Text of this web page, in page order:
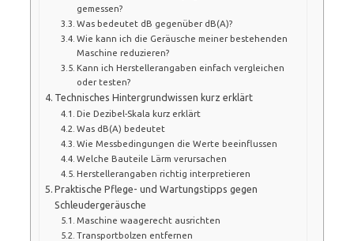
gemessen?
Was bedeutet dB gegenüber dB(A)?
Wie kann ich die Geräusche meiner bestehenden
Maschine reduzieren?
Kann ich Herstellerangaben einfach vergleichen
oder testen?
Technisches Hintergrundwissen kurz erklärt
Die Dezibel-Skala kurz erklärt
Was dB(A) bedeutet
Wie Messbedingungen die Werte beeinflussen
Welche Bauteile Lärm verursachen
Herstellerangaben richtig interpretieren
Praktische Pflege- und Wartungstipps gegen
Schleudergeräusche
Maschine waagerecht ausrichten
Transportbolzen entfernen